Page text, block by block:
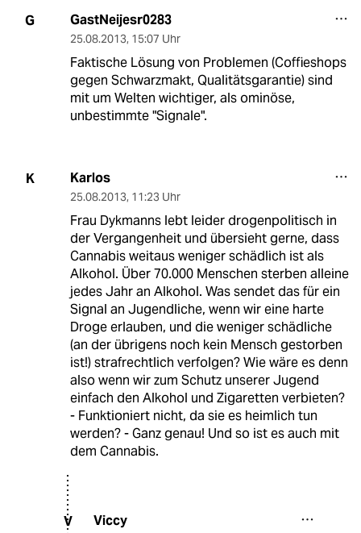
G GastNeijesr0283
25.08.2013, 15:07 Uhr
Faktische Lösung von Problemen (Coffieshops
gegen Schwarzmakt, Qualitätsgarantie) sind
mit um Welten wichtiger, als ominöse,
unbestimmte "Signale".
K Karlos
25.08.2013, 11:23 Uhr
Frau Dykmanns lebt leider drogenpolitisch in
der Vergangenheit und übersieht gerne, dass
Cannabis weitaus weniger schädlich ist als
Alkohol. Über 70.000 Menschen sterben alleine
jedes Jahr an Alkohol. Was sendet das für ein
Signal an Jugendliche, wenn wir eine harte
Droge erlauben, und die weniger schädliche
(an der übrigens noch kein Mensch gestorben
ist!) strafrechtlich verfolgen? Wie wäre es denn
also wenn wir zum Schutz unserer Jugend
einfach den Alkohol und Zigaretten verbieten?
- Funktioniert nicht, da sie es heimlich tun
werden? - Ganz genau! Und so ist es auch mit
dem Cannabis.
V Viccy